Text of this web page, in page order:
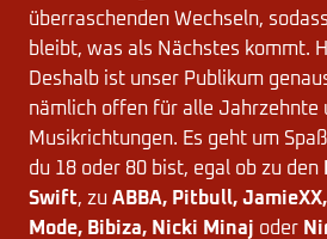
überraschenden Wechseln,
bleibt, was als Nächstes kommt.
Deshalb ist unser Publikum
nämlich offen für alle Jahrzehnte
Musikrichtungen. Es geht um
du 18 oder 80 bist, egal ob zu den
Swift, zu ABBA, Pitbull,
Mode, Bibiza, Nicki Minaj oder